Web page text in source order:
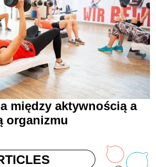
między aktywnością a
organizmu